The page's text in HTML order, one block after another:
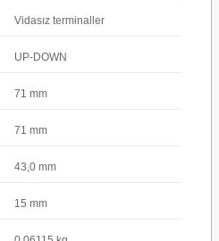
Vidasız terminaller
UP-DOWN
71 mm
71 mm
43,0 mm
15 mm